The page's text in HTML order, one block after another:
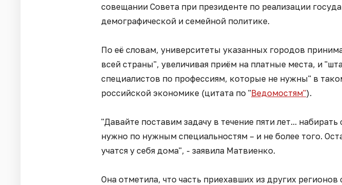
совещании Совета при президенте по реализации
демографической и семейной политике.
По её словам, университеты указанных городов
всей страны", увеличивая приём на платные места, и
специалистов по профессиям, которые не нужны" в
российской экономике (цитата по "Ведомостям").
"Давайте поставим задачу в течение пяти лет...
нужно по нужным специальностям – и не более того.
учатся у себя дома", - заявила Матвиенко.
Она отметила, что часть приехавших из других регионов